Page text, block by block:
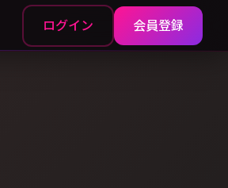
ログイン 会員登録